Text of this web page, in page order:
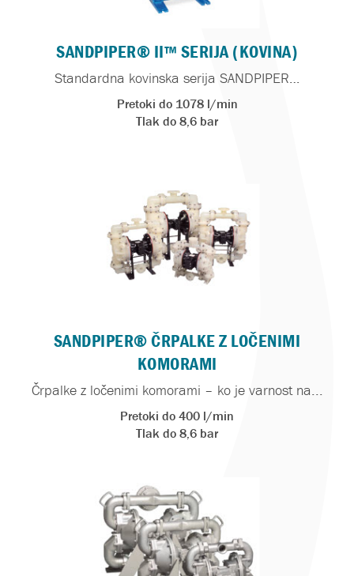
SANDPIPER® II™ SERIJA (KOVINA)
Standardna kovinska serija SANDPIPER…
Pretoki do 1078 l/min
Tlak do 8,6 bar
SANDPIPER® ČRPALKE Z LOČENIMI
KOMORAMI
Črpalke z ločenimi komorami – ko je varnost na...
Pretoki do 400 l/min
Tlak do 8,6 bar